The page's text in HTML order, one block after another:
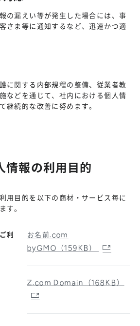
の漏えい等が発生した場合には、事
さま等に通知するなど、迅速かつ適
に関する内部規程の整備、従業者教
などを通じて、社内における個人情
継続的な改善に努めます。
情報の利用目的
用目的を以下の商材・サービス毎に
す。
利
お名前.com
byGMO（159KB）
Z.com Domain（168KB）